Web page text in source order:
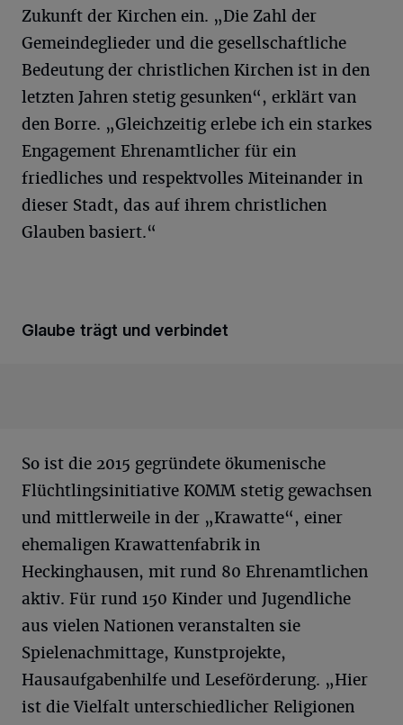
Zukunft der Kirchen ein. „Die Zahl der
Gemeindeglieder und die gesellschaftliche
Bedeutung der christlichen Kirchen ist in den
letzten Jahren stetig gesunken“, erklärt van
den Borre. „Gleichzeitig erlebe ich ein starkes
Engagement Ehrenamtlicher für ein
friedliches und respektvolles Miteinander in
dieser Stadt, das auf ihrem christlichen
Glauben basiert.“
Glaube trägt und verbindet
So ist die 2015 gegründete ökumenische
Flüchtlingsinitiative KOMM stetig gewachsen
und mittlerweile in der „Krawatte“, einer
ehemaligen Krawattenfabrik in
Heckinghausen, mit rund 80 Ehrenamtlichen
aktiv. Für rund 150 Kinder und Jugendliche
aus vielen Nationen veranstalten sie
Spielenachmittage, Kunstprojekte,
Hausaufgabenhilfe und Leseförderung. „Hier
ist die Vielfalt unterschiedlicher Religionen